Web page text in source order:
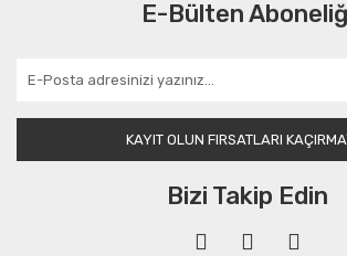
E-Bülten
KAYIT OLUN FIRSATLARI
Bizi Takip Edin